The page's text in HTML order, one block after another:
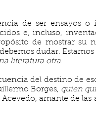
de ser ensayos o
e, incluso,
de mostrar su
dudar.
literatura otra.
del destino de
Borges, quien
amante de las